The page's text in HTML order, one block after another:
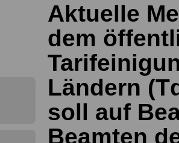
Aktuelle
dem
Ländern
soll auf
Beamten